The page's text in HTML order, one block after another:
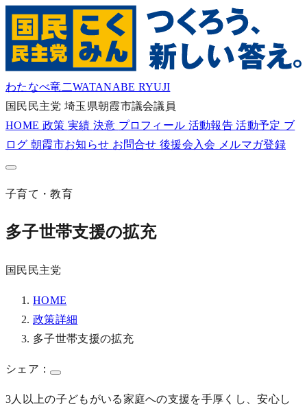
わたなべ竜二WATANABE RYUJI
国民民主党 埼玉県朝霞市議会議員
HOME 政策 実績 決意 プロフィール 活動報告活動予定 ブ
ログ 朝霞市お知らせ お問合せ後援会入会 メルマガ登録
子育て・教育
多子世帯支援の拡充
国民民主党
HOME
政策詳細
多子世帯支援の拡充
シェア：
3人以上の子どもがいる家庭への支援を手厚くし、安心し